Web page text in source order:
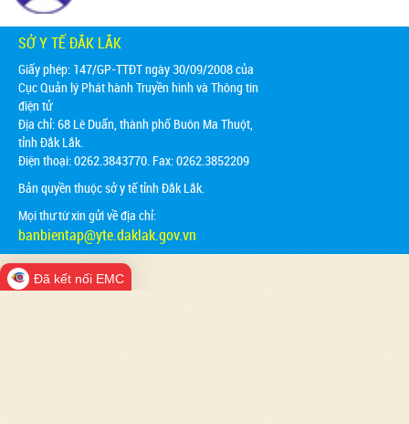
SỞ Y TẾ ĐẮK LẮK
Giấy phép: 147/GP-TTĐT ngày 30/09/2008 của
Cục Quản lý Phát hành Truyền hình và Thông tin
điện tử
Địa chỉ:68 Lê Duẩn, thành phố Buôn Ma Thuột,
tỉnh Đắk Lắk.
Điện thoại: 0262.3843770. Fax: 0262.3852209
Bản quyền thuộc sở y tế tỉnh Đắk Lắk.
Mọi thư từ xin gửi về địa chỉ:
banbientap@yte.daklak.gov.vn
Đã kết nối EMC